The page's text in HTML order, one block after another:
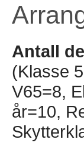
Antall
(Klasse
V65=8,
år=10,